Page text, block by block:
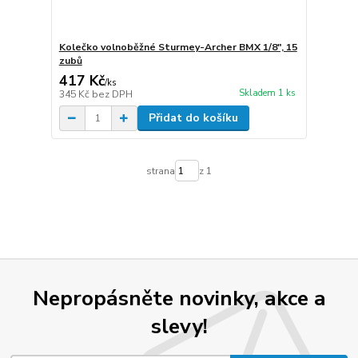
Kolečko volnoběžné Sturmey-Archer BMX 1/8", 15
zubů
417 Kč/ks
345 Kč bez DPH Skladem 1 ks
Přidat do košíku
strana z 1
Nepropásněte novinky, akce a
slevy!